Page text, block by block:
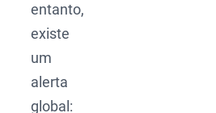
entanto,
existe
um
alerta
global: